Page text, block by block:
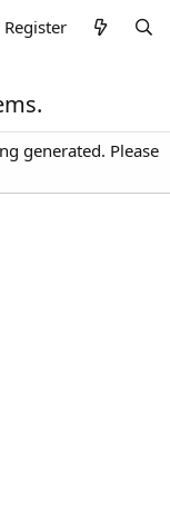
Register
generated. Please